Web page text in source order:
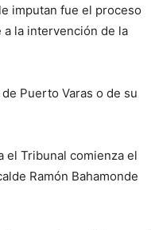
volumen.
flecha
arriba/abajo
o
volumen.
imputan fue el proceso
a la intervención de la
Puerto Varas o de su
el Tribunal comienza el
Ramón Bahamonde